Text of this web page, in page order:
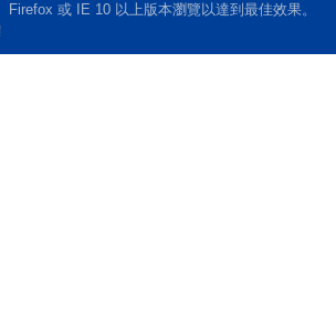
Firefox 或 IE 10 以上版本瀏覽以達到最佳效果。